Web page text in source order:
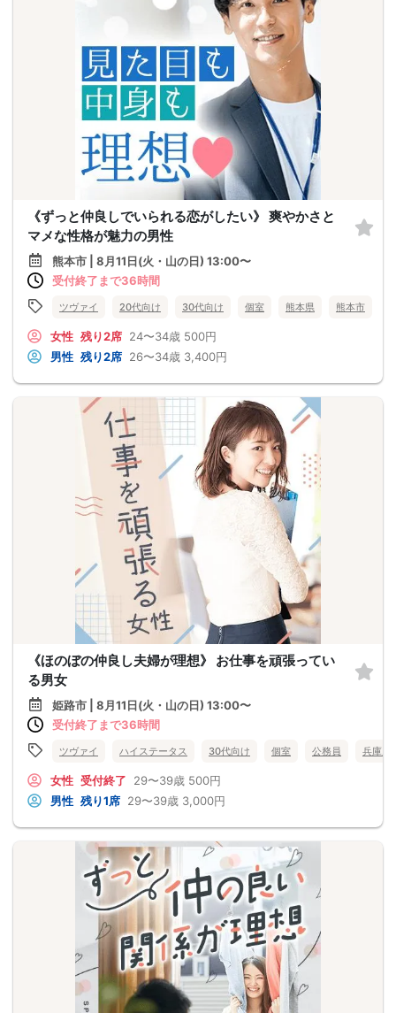
《ずっと仲良しでいられる恋がしたい》 爽やかさと
マメな性格が魅力の男性
熊本市 | 8月11日(火・山の日) 13:00〜
受付終了まで36時間
ツヴァイ 20代向け 30代向け 個室 熊本県 熊本市
女性 残り2席 24〜34歳 500円
男性 残り2席 26〜34歳 3,400円
《ほのぼの仲良し夫婦が理想》 お仕事を頑張ってい
る男女
姫路市 | 8月11日(火・山の日) 13:00〜
受付終了まで36時間
ツヴァイ ハイステータス 30代向け 個室 公務員 兵庫県
女性 受付終了 29〜39歳 500円
男性 残り1席 29〜39歳 3,000円